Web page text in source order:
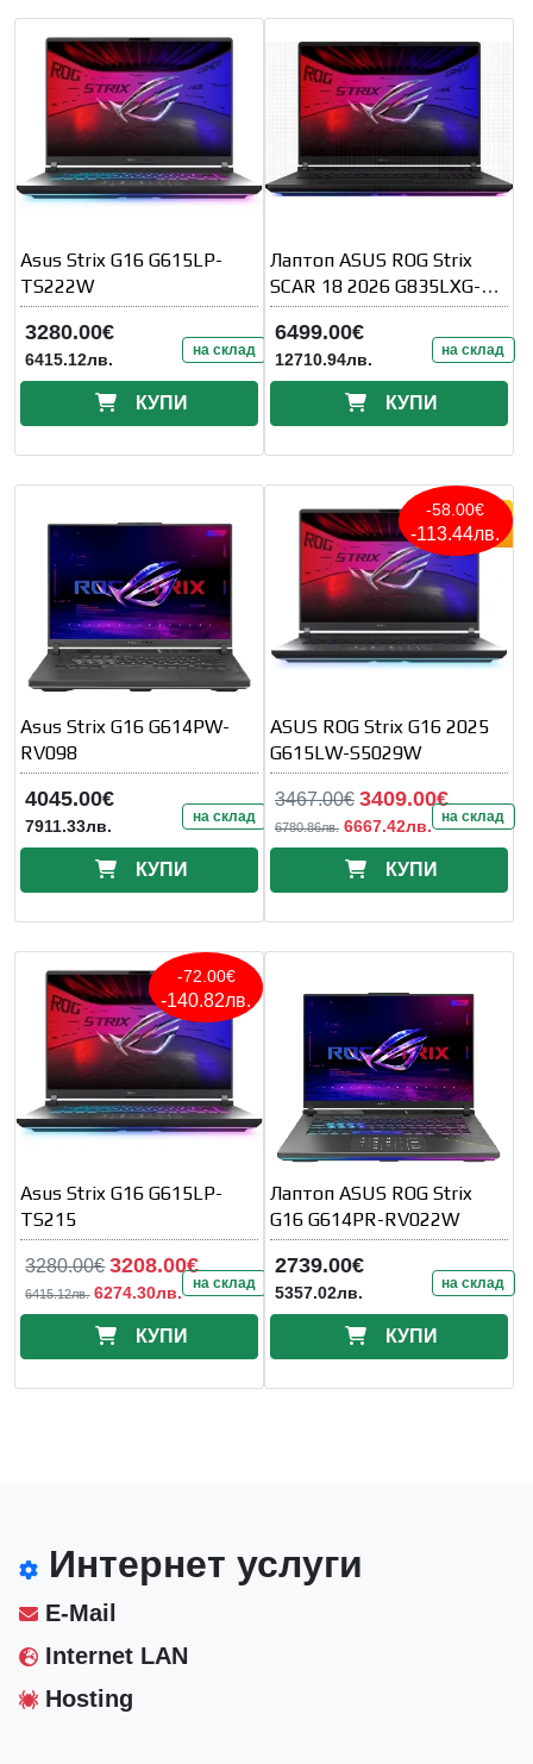
Asus Strix G16 G615LP-
TS222W
3280.00€
6415.12лв. на склад
КУПИ
Лаптоп ASUS ROG Strix
SCAR 18 2026 G835LXG-
TQ489X - 18" Mini LED
UHD+
6499.00€
12710.94лв. на склад
КУПИ
Asus Strix G16 G614PW-
RV098
4045.00€
7911.33лв. на склад
КУПИ
-58.00€
-113.44лв.
ASUS ROG Strix G16 2025
G615LW-S5029W
3467.00€ 3409.00€
6780.86лв. 6667.42лв. на склад
КУПИ
-72.00€
-140.82лв.
Asus Strix G16 G615LP-
TS215
3280.00€ 3208.00€
6415.12лв. 6274.30лв. на склад
КУПИ
Лаптоп ASUS ROG Strix
G16 G614PR-RV022W
2739.00€
5357.02лв. на склад
КУПИ
Интернет услуги
E-Mail
Internet LAN
Hosting